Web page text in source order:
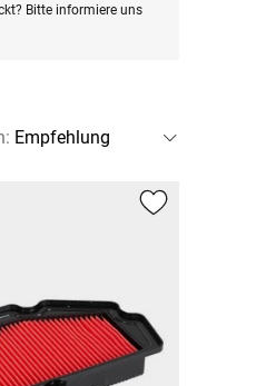
Bitte informiere uns
: